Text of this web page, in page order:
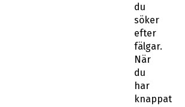
du
söker
efter
fälgar.
När
du
har
knappat